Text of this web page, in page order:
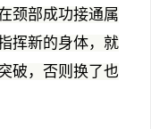
颈部成功接通属
挥新的身体，就
破，否则换了也